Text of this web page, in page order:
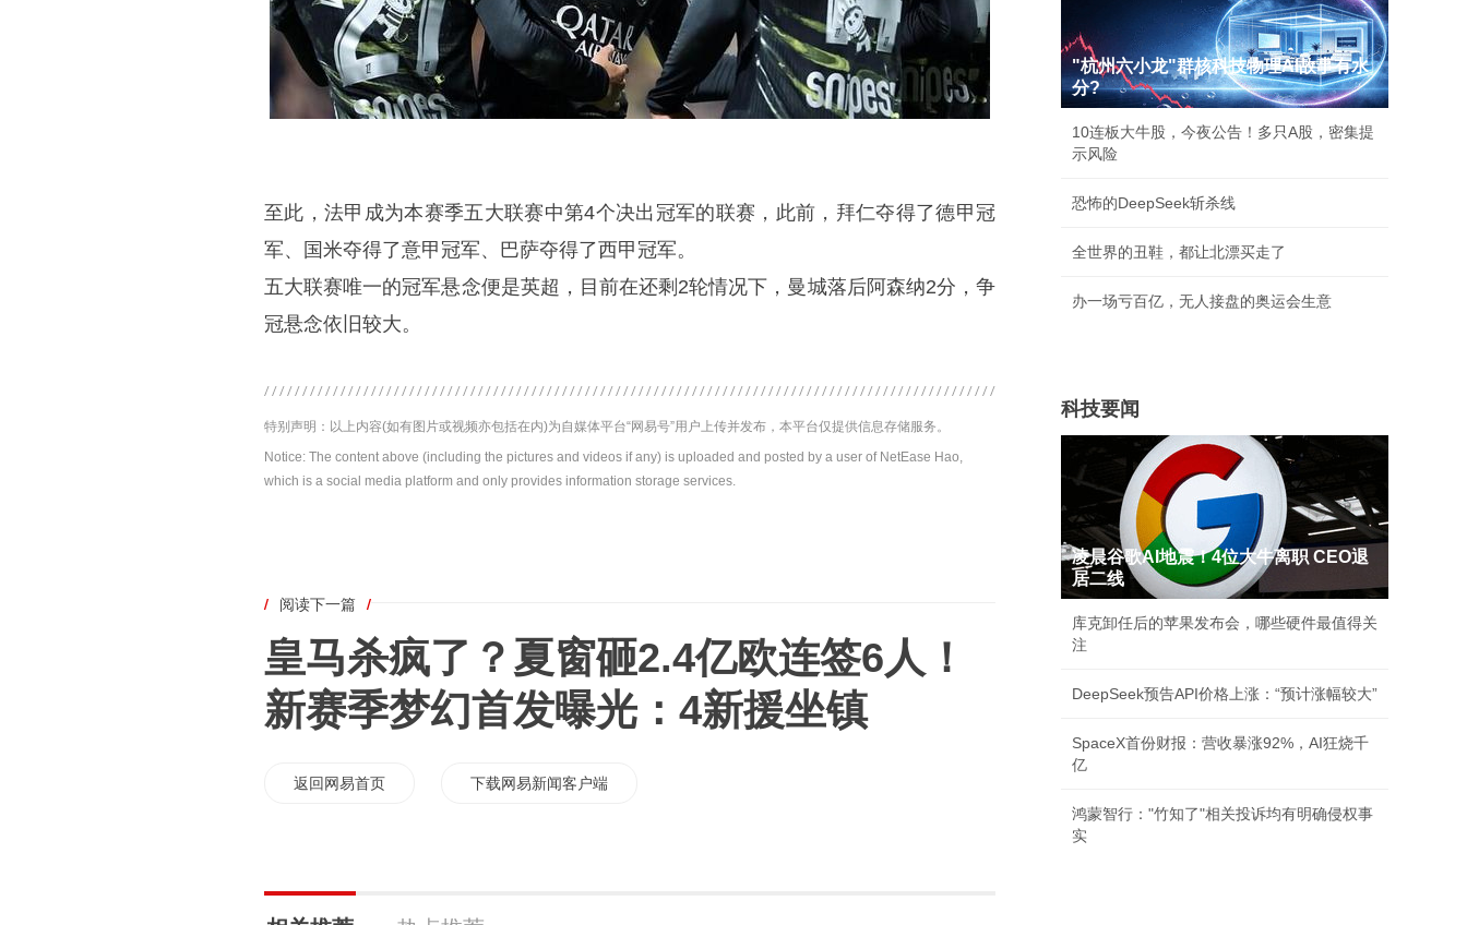
至此，法甲成为本赛季五大联赛中第4个决出冠军的联赛，此前，拜仁夺得了德甲冠
军、国米夺得了意甲冠军、巴萨夺得了西甲冠军。
五大联赛唯一的冠军悬念便是英超，目前在还剩2轮情况下，曼城落后阿森纳2分，争
冠悬念依旧较大。
特别声明：以上内容(如有图片或视频亦包括在内)为自媒体平台“网易号”用户上传并发布，本平台仅提供信息存储服务。
Notice: The content above (including the pictures and videos if any) is uploaded and posted by a user of NetEase Hao,
which is a social media platform and only provides information storage services.
/ 阅读下一篇 /
皇马杀疯了？夏窗砸2.4亿欧连签6人！
新赛季梦幻首发曝光：4新援坐镇
返回网易首页 下载网易新闻客户端
"杭州六小龙"群核科技物理AI故事有水
分?
10连板大牛股，今夜公告！多只A股，密集提
示风险
恐怖的DeepSeek斩杀线
全世界的丑鞋，都让北漂买走了
办一场亏百亿，无人接盘的奥运会生意
科技要闻
凌晨谷歌AI地震！4位大牛离职 CEO退
居二线
库克卸任后的苹果发布会，哪些硬件最值得关
注
DeepSeek预告API价格上涨：“预计涨幅较大”
SpaceX首份财报：营收暴涨92%，AI狂烧千
亿
鸿蒙智行："竹知了"相关投诉均有明确侵权事
实